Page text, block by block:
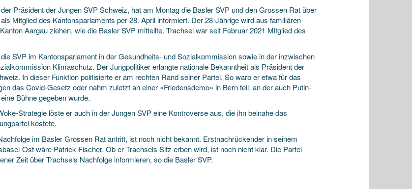
Präsident der Jungen SVP Schweiz, hat am Montag die Basler SVP und den Grossen Rat über
Mitglied des Kantonsparlaments per 28. April informiert. Der 28-Jährige wird aus familiären
Aargau ziehen, wie die Basler SVP mitteilte. Trachsel war seit Februar 2021 Mitglied des
SVP im Kantonsparlament in der Gesundheits- und Sozialkommission sowie in der inzwischen
Klimaschutz. Der Jungpolitiker erlangte nationale Bekanntheit als Präsident der
In dieser Funktion politisierte er am rechten Rand seiner Partei. So warb er etwa für das
das Covid-Gesetz oder nahm zuletzt an einer «Friedensdemo» in Bern teil, an der auch Putin-
Bühne gegeben wurde.
Strategie löste er auch in der Jungen SVP eine Kontroverse aus, die ihn beinahe das
kostete.
im Basler Grossen Rat antritt, ist noch nicht bekannt. Erstnachrückender in seinem
Ost wäre Patrick Fischer. Ob er Trachsels Sitz erben wird, ist noch nicht klar. Die Partei
Zeit über Trachsels Nachfolge informieren, so die Basler SVP.